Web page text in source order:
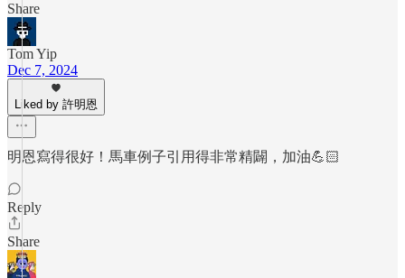
Share
Tom Yip
Dec 7, 2024
Liked by 許明恩
明恩寫得很好！馬車例子引用得非常精闢，加油💪🏻
Reply
Share